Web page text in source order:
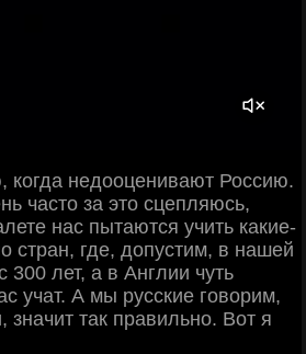
когда недооценивают Россию.
часто за это сцепляюсь,
нас пытаются учить какие-
стран, где, допустим, в нашей
300 лет, а в Англии чуть
учат. А мы русские говорим,
значит так правильно. Вот я